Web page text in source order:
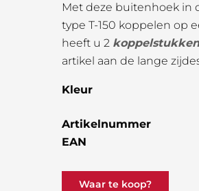
Met deze buitenhoek in
type T-150 koppelen op
heeft u 2 koppelstukken
artikel aan de lange
Kleur
Artikelnummer
EAN
Waar te koop?